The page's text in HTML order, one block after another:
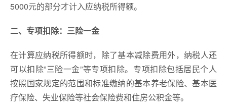
5000元的部分才计入应纳税所得额。
二、专项扣除：三险一金
在计算应纳税所得额时，除了基本减除费用外，纳税人还
可以扣除”三险一金”等专项扣除。专项扣除包括居民个人
按照国家规定的范围和标准缴纳的基本养老保险、基本医
疗保险、失业保险等社会保险费和住房公积金等。